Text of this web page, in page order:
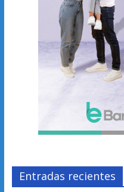
Entradas recientes